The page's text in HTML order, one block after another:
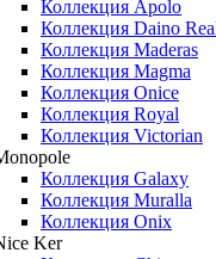
Коллекция Apolo
Коллекция Daino
Коллекция Maderas
Коллекция Magma
Коллекция Onice
Коллекция Royal
Коллекция Victorian
Коллекция Galaxy
Коллекция Muralla
Коллекция Onix
Ker